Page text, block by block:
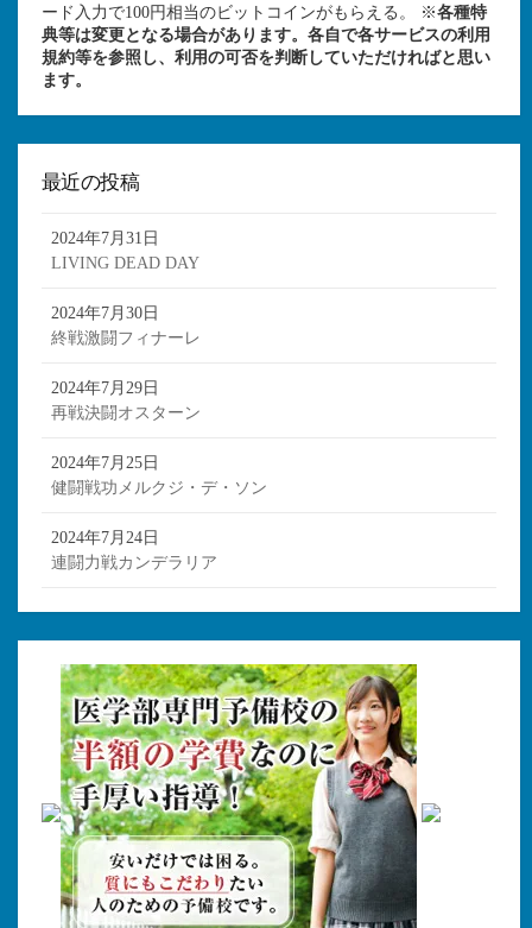
ード入力で100円相当のビットコインがもらえる。 ※各種特
典等は変更となる場合があります。各自で各サービスの利用
規約等を参照し、利用の可否を判断していただければと思い
ます。
最近の投稿
2024年7月31日
LIVING DEAD DAY
2024年7月30日
終戦激闘フィナーレ
2024年7月29日
再戦決闘オスターン
2024年7月25日
健闘戦功メルクジ・デ・ソン
2024年7月24日
連闘力戦カンデラリア